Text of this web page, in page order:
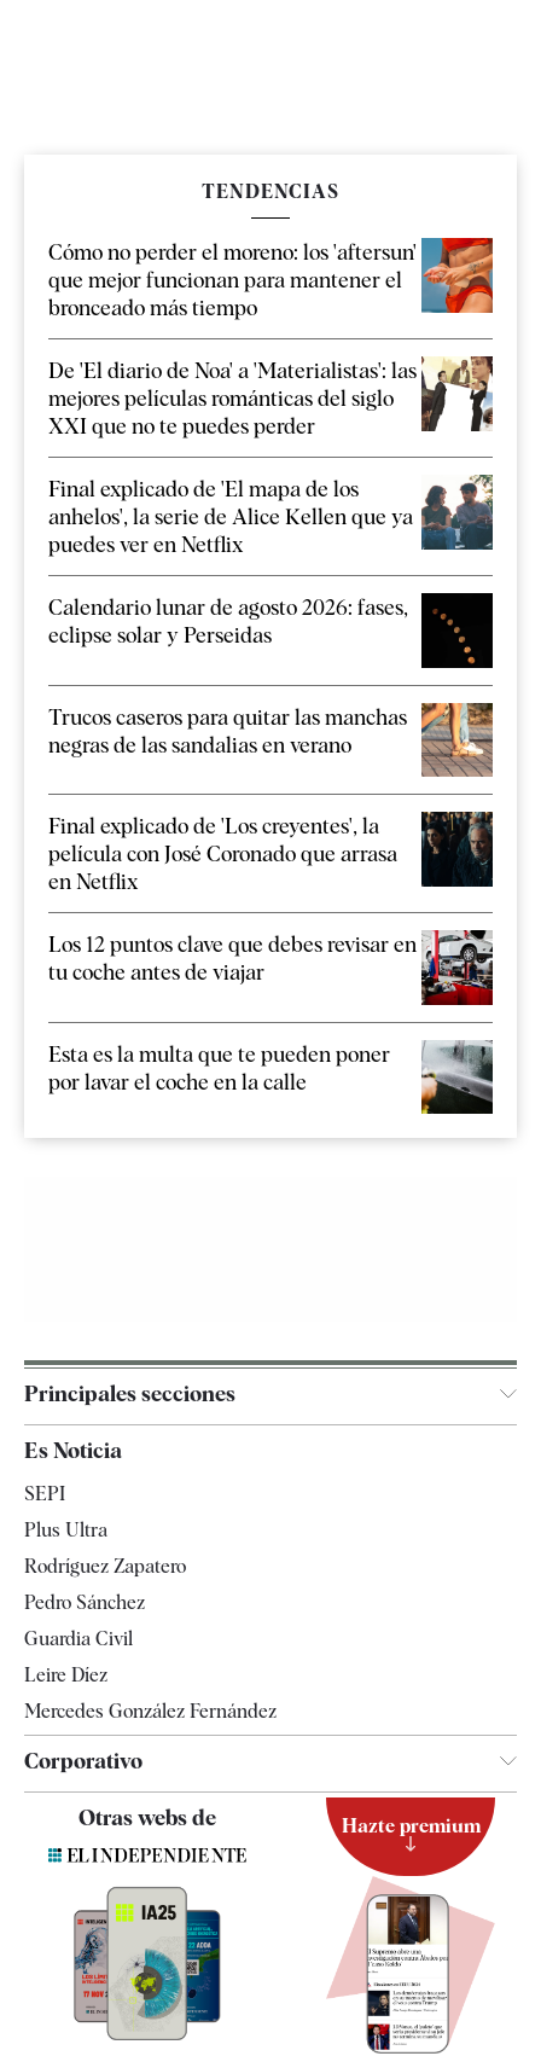
TENDENCIAS
Cómo no perder el moreno: los 'aftersun'
que mejor funcionan para mantener el
bronceado más tiempo
De 'El diario de Noa' a 'Materialistas': las
mejores películas románticas del siglo
XXI que no te puedes perder
Final explicado de 'El mapa de los
anhelos', la serie de Alice Kellen que ya
puedes ver en Netflix
Calendario lunar de agosto 2026: fases,
eclipse solar y Perseidas
Trucos caseros para quitar las manchas
negras de las sandalias en verano
Final explicado de 'Los creyentes', la
película con José Coronado que arrasa
en Netflix
Los 12 puntos clave que debes revisar en
tu coche antes de viajar
Esta es la multa que te pueden poner
por lavar el coche en la calle
Principales secciones
España
Televisión
Es Noticia
SEPI
Plus Ultra
Rodríguez Zapatero
Pedro Sánchez
Guardia Civil
Leire Díez
Mercedes González Fernández
Corporativo
Contacto
Quiénes somos
Especificaciones
Otras webs de Hazte premium